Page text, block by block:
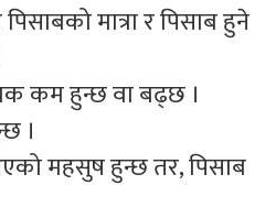
मात्रा र पिसाब हुने
कम हुन्छ वा बढ्छ ।
।
महसुष हुन्छ तर, पिसाब